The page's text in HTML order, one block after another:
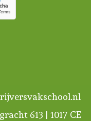
613 | 1017 CE